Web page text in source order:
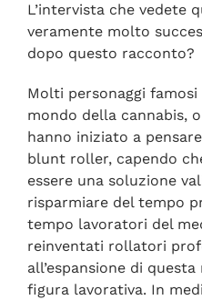
L’intervista che vedete
veramente molto
dopo questo racconto?
Molti personaggi
mondo della cannabis,
hanno iniziato a
blunt roller, capendo
essere una soluzione
risparmiare del tempo
tempo lavoratori del
reinventati rollatori
all’espansione di
figura lavorativa. In